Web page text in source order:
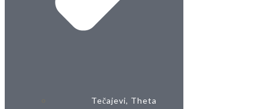
Tečajevi, Theta